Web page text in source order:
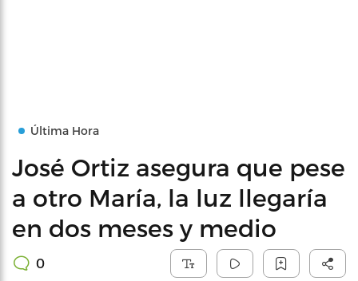
Última Hora
José Ortiz asegura que pese
a otro María, la luz llegaría
en dos meses y medio
0